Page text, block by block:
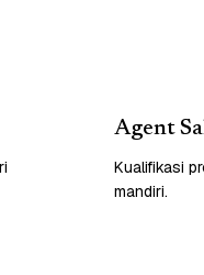
Agent
Kualifikasi
mandiri.